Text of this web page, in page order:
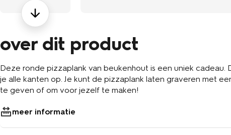
over dit product
Deze ronde pizzaplank van beukenhout is een uniek
je alle kanten op. Je kunt de pizzaplank laten graveren met
te geven of om voor jezelf te maken!
meer informatie